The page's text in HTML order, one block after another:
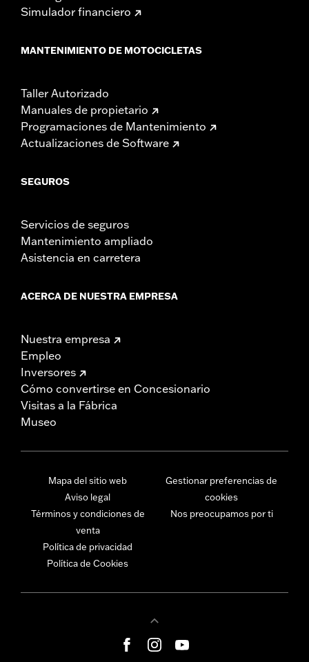
Simulador financiero
MANTENIMIENTO DE MOTOCICLETAS
Taller Autorizado
Manuales de propietario
Programaciones de Mantenimiento
Actualizaciones de Software
SEGUROS
Servicios de seguros
Mantenimiento ampliado
Asistencia en carretera
ACERCA DE NUESTRA EMPRESA
Nuestra empresa
Empleo
Inversores
Cómo convertirse en Concesionario
Visitas a la Fábrica
Museo
Mapa del sitio web
Aviso legal
Términos y condiciones de
venta
Política de privacidad
Política de Cookies
Gestionar preferencias de
cookies
Nos preocupamos por ti